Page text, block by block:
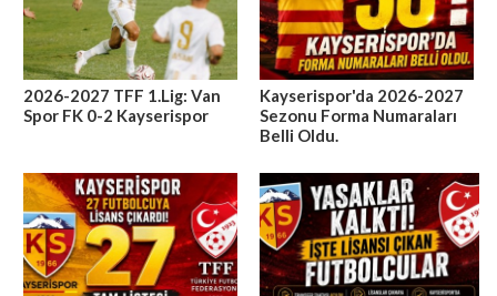
2026-2027 TFF 1.Lig: Van
Spor FK 0-2 Kayserispor
Kayserispor'da 2026-2027
Sezonu Forma Numaraları
Belli Oldu.